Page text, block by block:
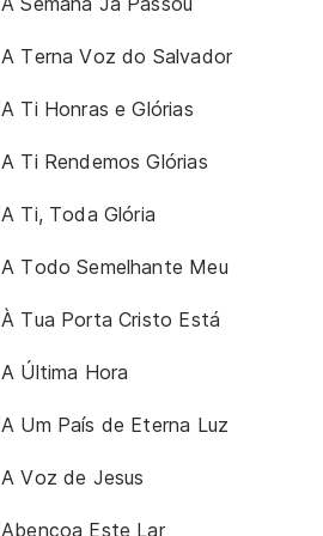
A Terna Voz do Salvador
A Ti Honras e Glórias
A Ti Rendemos Glórias
A Ti, Toda Glória
A Todo Semelhante Meu
À Tua Porta Cristo Está
A Última Hora
A Um País de Eterna Luz
A Voz de Jesus
Abençoa Este Lar